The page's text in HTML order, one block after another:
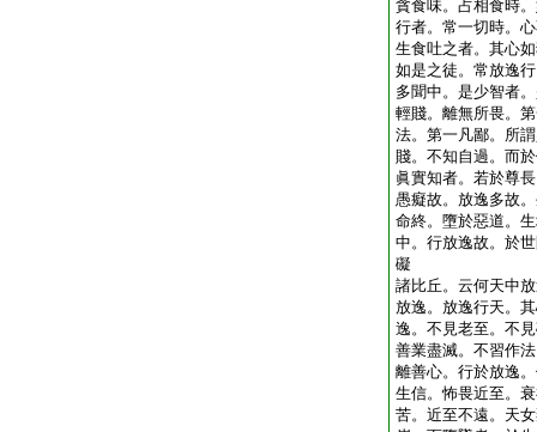
貪食味。占相食時
行者。常一切時。
生食吐之者。其心
如是之徒。常放逸
多聞中。是少智者
輕賤。離無所畏。
法。第一凡鄙。所
賤。不知自過。而
眞實知者。若於尊
愚癡故。放逸多故
命終。墮於惡道。
中。行放逸故。於
礙
諸比丘。云何天中
放逸。放逸行天。
逸。不見老至。不
善業盡滅。不習作
離善心。行於放逸
生信。怖畏近至。
苦。近至不遠。天